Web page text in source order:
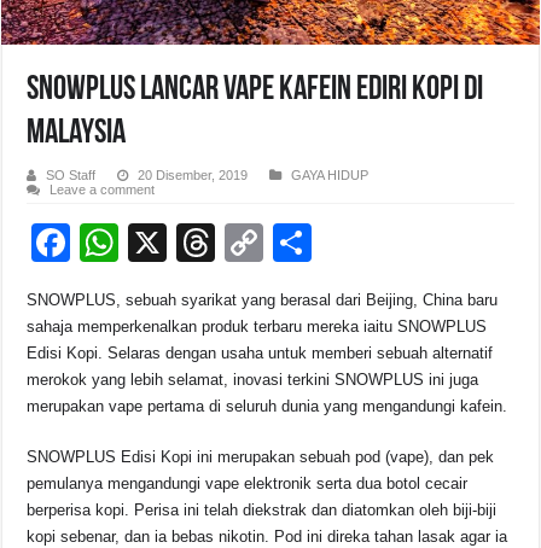
SNOWPLUS Lancar Vape Kafein Ediri Kopi Di
Malaysia
SO Staff 20 Disember, 2019
GAYA HIDUP
Leave a comment
F
a
c
e
b
o
k
W
at
s
A
p
X
T
hr
e
a
d
C
o
p
y
Li
k
h
ar
e
SNOWPLUS, sebuah syarikat yang berasal dari Beijing, China baru
sahaja memperkenalkan produk terbaru mereka iaitu SNOWPLUS
Edisi Kopi. Selaras dengan usaha untuk memberi sebuah alternatif
merokok yang lebih selamat, inovasi terkini SNOWPLUS ini juga
merupakan vape pertama di seluruh dunia yang mengandungi kafein.
SNOWPLUS Edisi Kopi ini merupakan sebuah pod (vape), dan pek
pemulanya mengandungi vape elektronik serta dua botol cecair
berperisa kopi. Perisa ini telah diekstrak dan diatomkan oleh biji-biji
kopi sebenar, dan ia bebas nikotin. Pod ini direka tahan lasak agar ia